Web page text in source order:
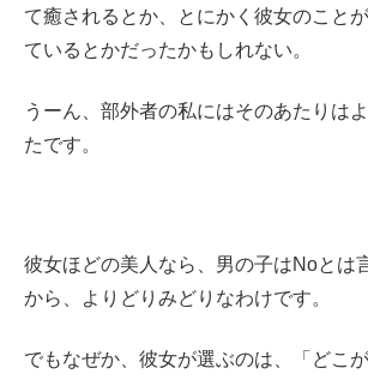
て癒されるとか、とにかく彼女のこと
ているとかだったかもしれない。
うーん、部外者の私にはそのあたりは
たです。
彼女ほどの美人なら、男の子はNoとは
から、よりどりみどりなわけです。
でもなぜか、彼女が選ぶのは、「どこ